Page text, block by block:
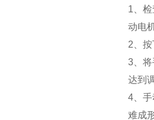
1、
动电
2、
3、
达到
4、
难成